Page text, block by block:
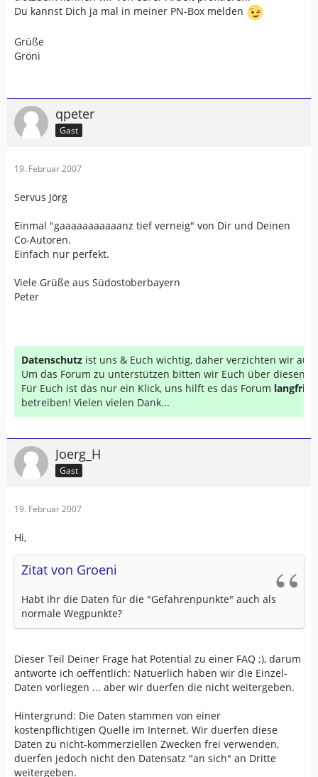
Du kannst Dich ja mal in meiner PN-Box melden
Grüße
Gröni
qpeter
Gast
19. Februar 2007
Servus Jörg
Einmal "gaaaaaaaaaaanz tief verneig" von Dir und Deinen
Co-Autoren.
Einfach nur perfekt.
Viele Grüße aus Südostoberbayern
Peter
Datenschutz ist uns & Euch wichtig, daher verzichten wir auf
Um das Forum zu unterstützen bitten wir Euch über diesen
Für Euch ist das nur ein Klick, uns hilft es das Forum
betreiben! Vielen vielen Dank...
Joerg_H
Gast
19. Februar 2007
Hi,
Zitat von Groeni
Habt ihr die Daten für die "Gefahrenpunkte" auch als
normale Wegpunkte?
Dieser Teil Deiner Frage hat Potential zu einer FAQ ;), darum
antworte ich oeffentlich: Natuerlich haben wir die Einzel-
Daten vorliegen ... aber wir duerfen die nicht weitergeben.
Hintergrund: Die Daten stammen von einer
kostenpflichtigen Quelle im Internet. Wir duerfen diese
Daten zu nicht-kommerziellen Zwecken frei verwenden,
duerfen jedoch nicht den Datensatz "an sich" an Dritte
weitergeben.